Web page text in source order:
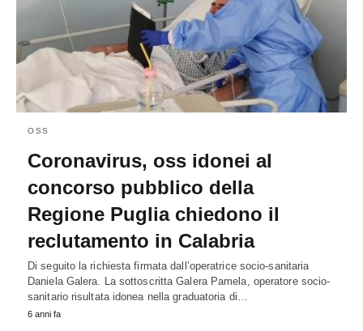
OSS
Coronavirus, oss idonei al
concorso pubblico della
Regione Puglia chiedono il
reclutamento in Calabria
Di seguito la richiesta firmata dall’operatrice socio-sanitaria
Daniela Galera. La sottoscritta Galera Pamela, operatore socio-
sanitario risultata idonea nella graduatoria di…
6 anni fa